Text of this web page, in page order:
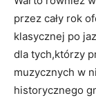
przez cały rok
klasycznej po
dla ⁤tych,którzy
⁣muzycznych ⁣w
historycznego